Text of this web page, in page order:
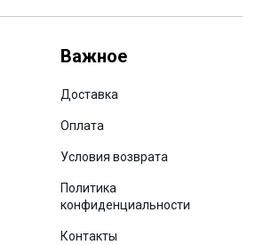
Важное
Доставка
Оплата
Условия возврата
Политика
конфиденциальности
Контакты